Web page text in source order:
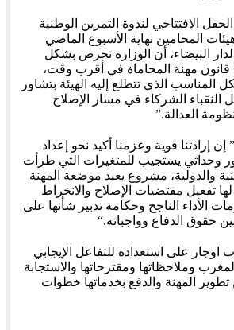
الافتتاحي لندوة التمرين الوطنية
المحامين نهاية الأسبوع الماضي
البيضاء، أن الوزارة تحرص بشكل
قانون مهنة المحاماة في أقرب وقت،
المناسب الذي تتطلع إليه الهيئة بتشاور
الشركاء في مسار الإصلاح
العدالة”.
إن إرادتنا قوية وعزمنا أكيد نحو إعداد
وحداثي يستجيب للمتغيرات التي طرأت
والدولية، مشروع يعيد موضعة المهنة
تفعيل مقتضيات الإصلاح والانخراط
الأداء الناجح وحكامة تدبير شأنها على
حقوق الدفاع وواجباته“.
اوجار على استعداده للتفاعل الإيجابي
وملاحظاتها ومقترحاتها والاستجابة
تطوير المهنة والدفع بخدماتها خطوات